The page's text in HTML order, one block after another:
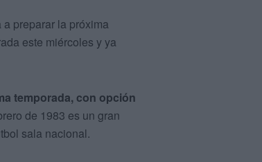
preparar la próxima
este miércoles y ya
temporada, con opción
de 1983 es un gran
sala nacional.